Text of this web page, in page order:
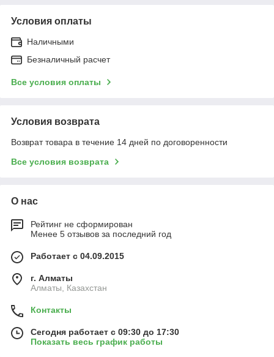
Условия оплаты
Наличными
Безналичный расчет
Все условия оплаты
Условия возврата
Возврат товара в течение 14 дней по договоренности
Все условия возврата
О нас
Рейтинг не сформирован
Менее 5 отзывов за последний год
Работает с 04.09.2015
г. Алматы
Алматы, Казахстан
Контакты
Сегодня работает с 09:30 до 17:30
Показать весь график работы